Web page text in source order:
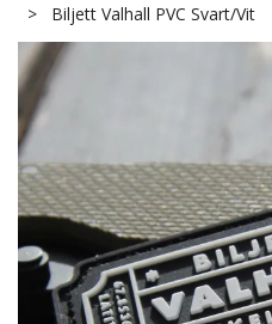
Biljett Valhall PVC Svart/Vit